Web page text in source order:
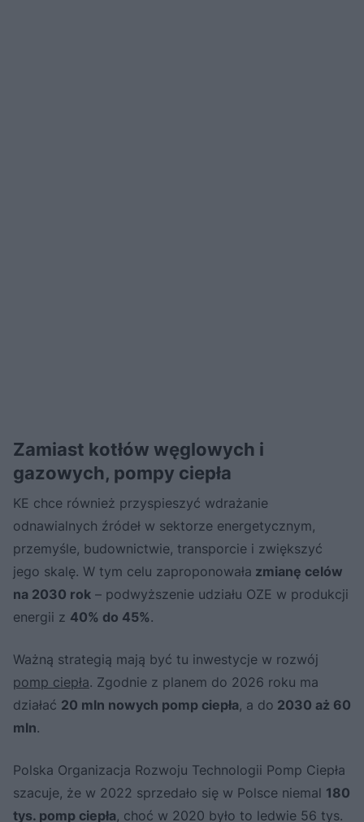
Zamiast kotłów węglowych i
gazowych, pompy ciepła
KE chce również przyspieszyć wdrażanie
odnawialnych źródeł w sektorze energetycznym,
przemyśle, budownictwie, transporcie i zwiększyć
jego skalę. W tym celu zaproponowała zmianę celów
na 2030 rok – podwyższenie udziału OZE w produkcji
energii z 40% do 45%.
Ważną strategią mają być tu inwestycje w rozwój
pomp ciepła. Zgodnie z planem do 2026 roku ma
działać 20 mln nowych pomp ciepła, a do 2030 aż 60
mln.
Polska Organizacja Rozwoju Technologii Pomp Ciepła
szacuje, że w 2022 sprzedało się w Polsce niemal 180
tys. pomp ciepła, choć w 2020 było to ledwie 56 tys.